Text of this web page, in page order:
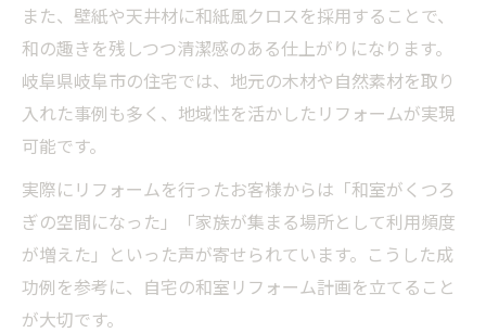
また、壁紙や天井材に和紙風クロスを採用することで、
和の趣きを残しつつ清潔感のある仕上がりになります。
岐阜県岐阜市の住宅では、地元の木材や自然素材を取り
入れた事例も多く、地域性を活かしたリフォームが実現
可能です。
実際にリフォームを行ったお客様からは「和室がくつろ
ぎの空間になった」「家族が集まる場所として利用頻度
が増えた」といった声が寄せられています。こうした成
功例を参考に、自宅の和室リフォーム計画を立てること
が大切です。